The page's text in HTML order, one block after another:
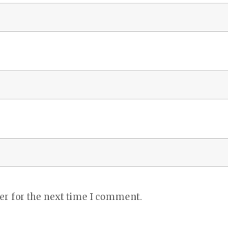
for the next time I comment.